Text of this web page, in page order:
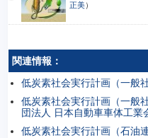
正美）
関連情報：
低炭素社会実行計画（一般
低炭素社会実行計画（一般
団法人 日本自動車車体工業
低炭素社会実行計画（石油連